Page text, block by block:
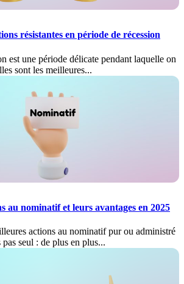
résistantes en période de récession
est une période délicate pendant laquelle on
sont les meilleures...
au nominatif et leurs avantages en 2025
actions au nominatif pur ou administré
pas seul : de plus en plus...